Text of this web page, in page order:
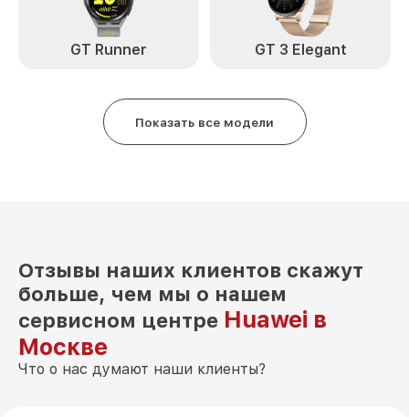
GT Runner GT 3 Elegant
Показать все модели
Отзывы наших клиентов скажут
больше, чем мы о нашем
сервисном центре Huawei в
Москве
Что о нас думают наши клиенты?